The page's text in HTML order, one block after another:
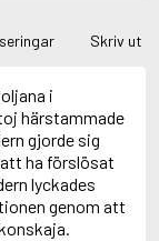
Skriv ut
i
härstammade
gjorde sig
ha förslösat
lyckades
genom att